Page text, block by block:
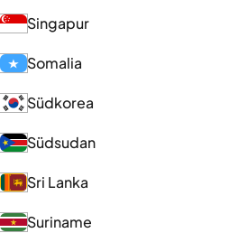
Singapur
Somalia
Südkorea
Südsudan
Sri Lanka
Suriname